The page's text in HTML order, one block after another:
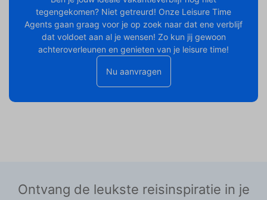
tegengekomen? Niet getreurd! Onze Leisure Time
Agents gaan graag voor je op zoek naar dat ene verblijf
dat voldoet aan al je wensen! Zo kun jij gewoon
achteroverleunen en genieten van je leisure time!
Nu aanvragen
Ontvang de leukste reisinspiratie in je